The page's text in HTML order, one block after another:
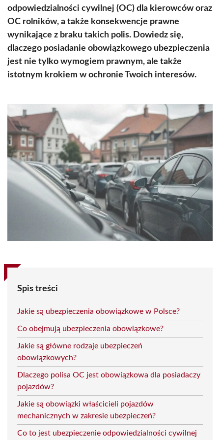
odpowiedzialności cywilnej (OC) dla kierowców oraz
OC rolników, a także konsekwencje prawne
wynikające z braku takich polis. Dowiedz się,
dlaczego posiadanie obowiązkowego ubezpieczenia
jest nie tylko wymogiem prawnym, ale także
istotnym krokiem w ochronie Twoich interesów.
Spis treści
Jakie są ubezpieczenia obowiązkowe w Polsce?
Co obejmują ubezpieczenia obowiązkowe?
Jakie są główne rodzaje ubezpieczeń
obowiązkowych?
Dlaczego polisa OC jest obowiązkowa dla posiadaczy
pojazdów?
Jakie są obowiązki właścicieli pojazdów
mechanicznych w zakresie ubezpieczeń?
Co to jest ubezpieczenie odpowiedzialności cywilnej